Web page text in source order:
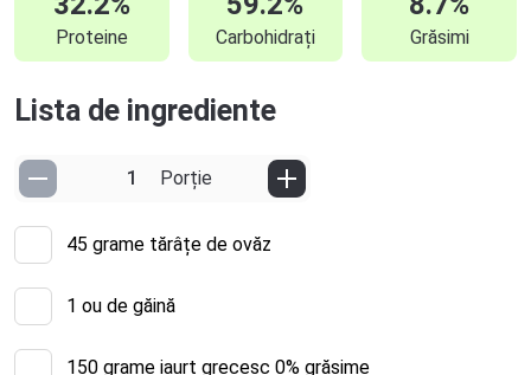
Proteine Carbohidrați Grăsimi
Lista de ingrediente
Porție
45 grame tărâțe de ovăz
1 ou de găină
150 grame iaurt grecesc 0% grăsime